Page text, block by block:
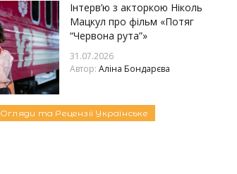
Інтерв’ю з акторкою Ніколь
Мацкул про фільм «Потяг
“Червона рута”»
31.07.2026
Автор: Аліна Бондарєва
Огляди та Рецензії Українське